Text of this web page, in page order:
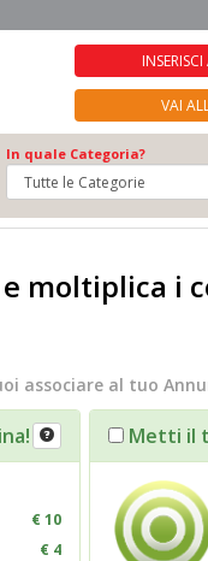
VAI
In quale Categoria?
moltiplica i
associare al tuo
€ 10
€ 4
Metti il